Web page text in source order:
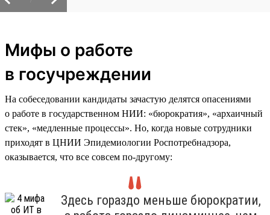
Мифы о работе
в госучреждении
На собеседовании кандидаты зачастую делятся опасениями
о работе в государственном НИИ: «бюрократия», «архаичный
стек», «медленные процессы». Но, когда новые сотрудники
приходят в ЦНИИ Эпидемиологии Роспотребнадзора,
оказывается, что все совсем по-другому:
Здесь гораздо меньше бюрократии,